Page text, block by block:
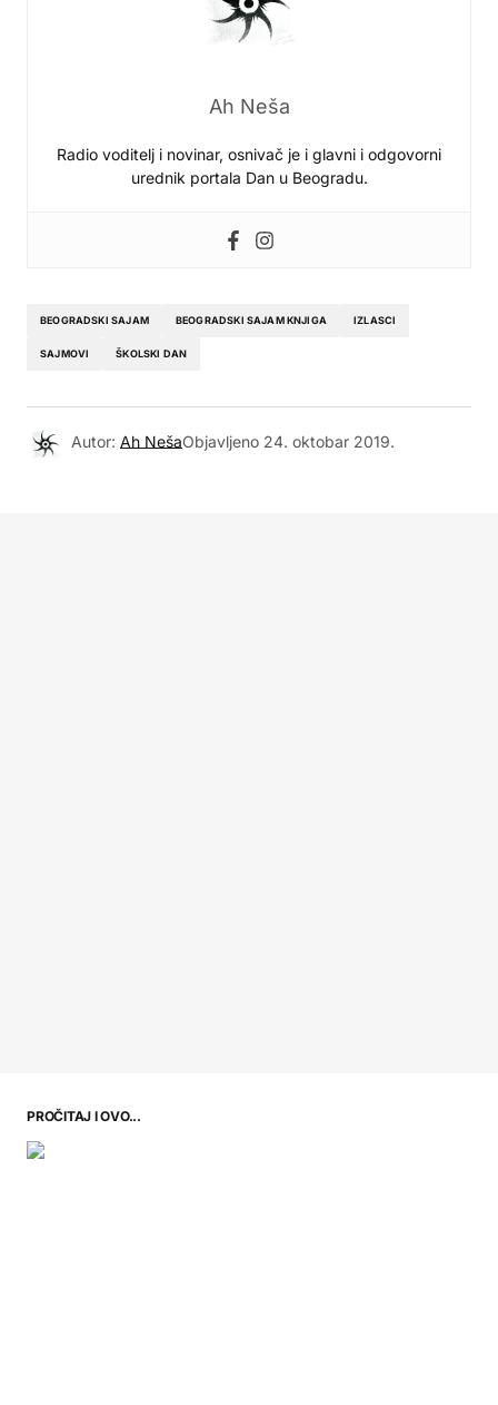
Ah Neša
Radio voditelj i novinar, osnivač je i glavni i odgovorni
urednik portala Dan u Beogradu.
BEOGRADSKI SAJAM BEOGRADSKI SAJAM KNJIGA IZLASCI
SAJMOVI ŠKOLSKI DAN
Autor: Ah NešaObjavljeno 24. oktobar 2019.
PROČITAJ I OVO...